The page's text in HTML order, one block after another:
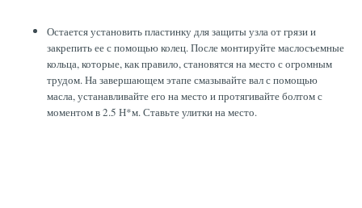
Остается установить пластинку для защиты узла от грязи и
закрепить ее с помощью колец. После монтируйте маслосъемные
кольца, которые, как правило, становятся на место с огромным
трудом. На завершающем этапе смазывайте вал с помощью
масла, устанавливайте его на место и протягивайте болтом с
моментом в 2.5 Н*м. Ставьте улитки на место.